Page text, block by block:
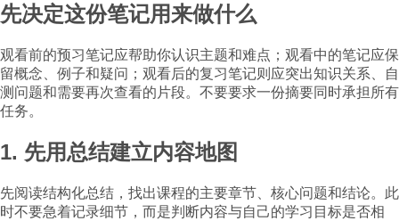
先决定这份笔记用来做什么
观看前的预习笔记应帮助你认识主题和难点；观看中的笔记应保
留概念、例子和疑问；观看后的复习笔记则应突出知识关系、自
测问题和需要再次查看的片段。不要要求一份摘要同时承担所有
任务。
1. 先用总结建立内容地图
先阅读结构化总结，找出课程的主要章节、核心问题和结论。此
时不要急着记录细节，而是判断内容与自己的学习目标是否相